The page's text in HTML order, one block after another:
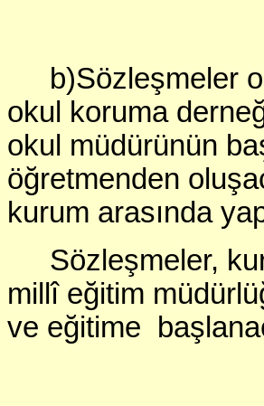
b)Sözleşmeler
okul koruma
okul müdürünün
öğretmenden
kurum arasında
Sözleşmeler,
millî eğitim
ve eğitime